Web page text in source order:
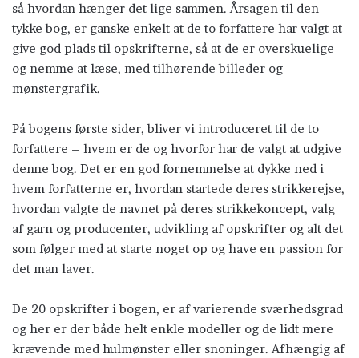
så hvordan hænger det lige sammen. Årsagen til den
tykke bog, er ganske enkelt at de to forfattere har valgt at
give god plads til opskrifterne, så at de er overskuelige
og nemme at læse, med tilhørende billeder og
mønstergrafik.
På bogens første sider, bliver vi introduceret til de to
forfattere – hvem er de og hvorfor har de valgt at udgive
denne bog. Det er en god fornemmelse at dykke ned i
hvem forfatterne er, hvordan startede deres strikkerejse,
hvordan valgte de navnet på deres strikkekoncept, valg
af garn og producenter, udvikling af opskrifter og alt det
som følger med at starte noget op og have en passion for
det man laver.
De 20 opskrifter i bogen, er af varierende sværhedsgrad
og her er der både helt enkle modeller og de lidt mere
krævende med hulmønster eller snoninger. Afhængig af